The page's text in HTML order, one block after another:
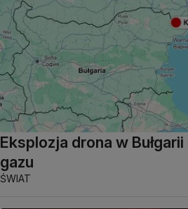
Eksplozja drona w
gazu
ŚWIAT